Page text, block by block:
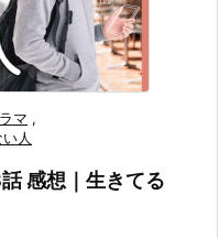
マ ,
人
感想｜生きてる